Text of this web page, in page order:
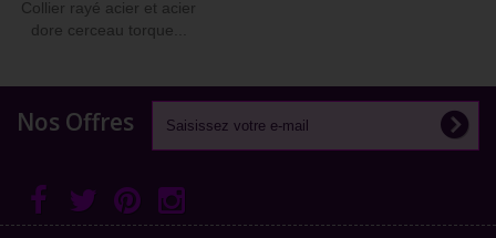
Collier rayé acier et acier
dore cerceau torque...
Nos Offres